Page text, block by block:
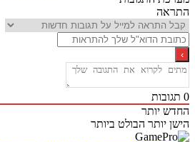
יותר
יותר הבולט ביותר